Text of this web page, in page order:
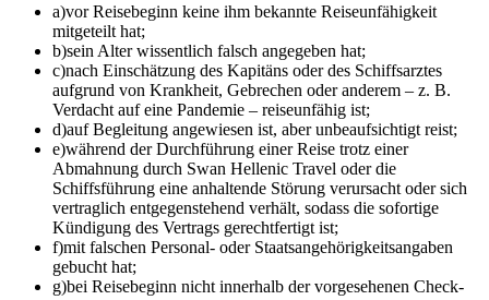
a)vor Reisebeginn keine ihm bekannte Reiseunfähigkeit
mitgeteilt hat;
b)sein Alter wissentlich falsch angegeben hat;
c)nach Einschätzung des Kapitäns oder des Schiffsarztes
aufgrund von Krankheit, Gebrechen oder anderem – z. B.
Verdacht auf eine Pandemie – reiseunfähig ist;
d)auf Begleitung angewiesen ist, aber unbeaufsichtigt reist;
e)während der Durchführung einer Reise trotz einer
Abmahnung durch Swan Hellenic Travel oder die
Schiffsführung eine anhaltende Störung verursacht oder sich
vertraglich entgegenstehend verhält, sodass die sofortige
Kündigung des Vertrags gerechtfertigt ist;
f)mit falschen Personal- oder Staatsangehörigkeitsangaben
gebucht hat;
g)bei Reisebeginn nicht innerhalb der vorgesehenen Check-